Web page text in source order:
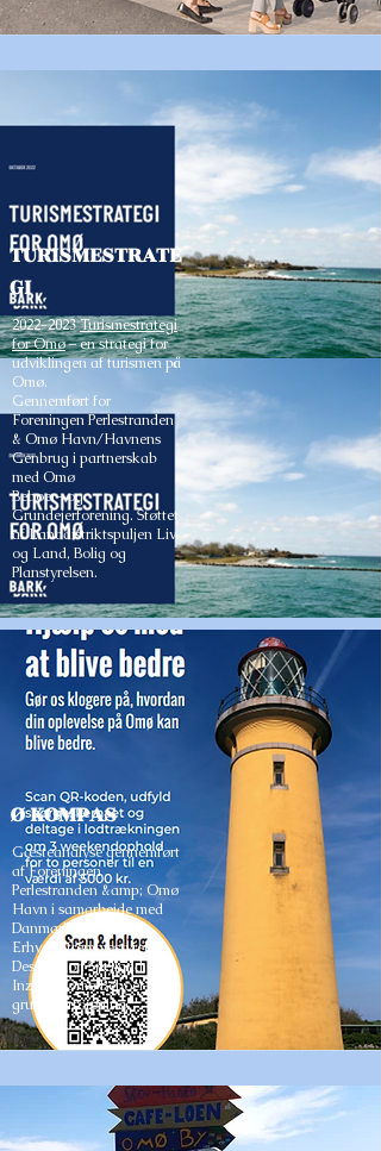
TURISMESTRATE
GI
2022-2023Turismestrategi
for Omø– en strategi for
udviklingen af turismen på
Omø.
Gennemført for
Foreningen Perlestranden
& Omø Havn/Havnens
Genbrug i partnerskab
med Omø
Beboer- og
Grundejerforening. Støttet
af Landdistriktspuljen Liv
og Land, Bolig og
Planstyrelsen.
Ø KOMPAS
Gæsteanalyse gennemført
af Foreningen
Perlestranden &amp; Omø
Havn i samarbejde med
Danmarks
Erhvervsfremmestyrelse,
Destination Sjælland,
Inzight, Omø Beboer- og
grundejerforening.